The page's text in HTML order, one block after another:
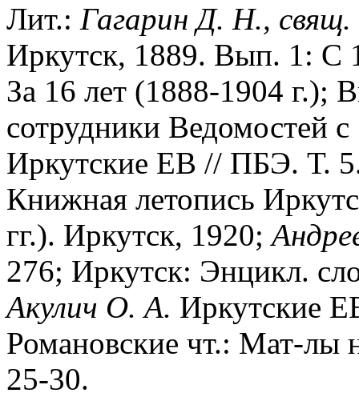
Лит.: Гагарин Д. Н., свящ.
Иркутск, 1889. Вып. 1: С
За 16 лет (1888-1904 г.);
сотрудники Ведомостей
Иркутские ЕВ // ПБЭ. Т.
Книжная летопись
гг.). Иркутск, 1920;
276; Иркутск: Энцикл.
Акулич О. А. Иркутские
Романовские чт.: Мат-лы
25-30.